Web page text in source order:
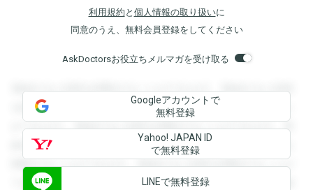
利用規約 と 個人情報の取り扱いに
同意のうえ、無料会員登録をしてください
AskDoctorsお役立ちメルマガを受け取る
登録すると回答を閲覧することができます。登録すると回答
を閲覧することができます。登録すると回答を閲覧すること
ができます。登録すると回答を閲覧することができます。登
録すると回答を閲覧することができます。登録すると回答を
閲覧することができます。登録すると回答を閲覧することが
できます。登録すると回答を閲覧することができます。登録
Googleアカウントで
無料登録
Yahoo! JAPAN ID
で無料登録
LINEで無料登録